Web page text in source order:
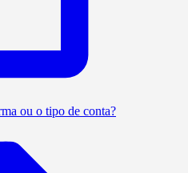
ou o tipo de conta?